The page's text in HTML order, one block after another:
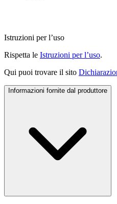
Istruzioni per l’uso
Rispetta le Istruzioni per l’uso.
Qui puoi trovare il sito
Informazioni fornite dal produttore